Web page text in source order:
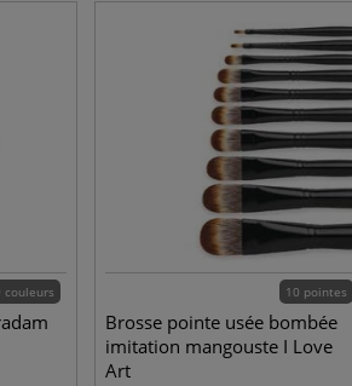
couleurs 10 pointes
Brosse pointe usée bombée
imitation mangouste I Love
Art